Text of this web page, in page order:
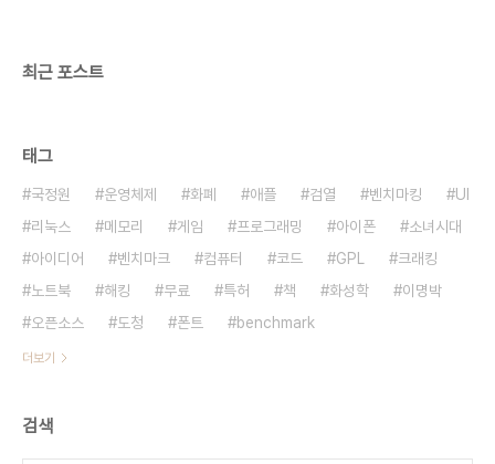
최근 포스트
태그
국정원 운영체제 화폐 애플 검열 벤치마킹
UI
리눅스
메모리 게임 프로그래밍 아이폰
소녀시대
아이디어
벤치마크 컴퓨터 코드 GPL
크래킹
노트북
해킹 무료 특허 책 화성학
이명박
오픈소스
도청 폰트 benchmark
더보기
검색